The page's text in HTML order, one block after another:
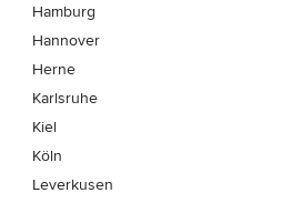
Hamburg
Hannover
Herne
Karlsruhe
Kiel
Köln
Leverkusen